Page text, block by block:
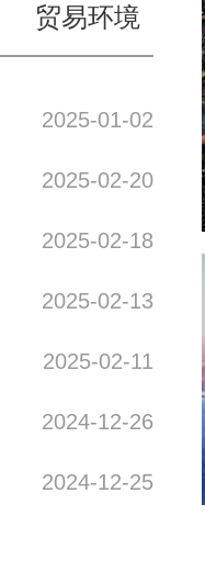
贸易环境
2025-01-02
2025-02-20
2025-02-18
2025-02-13
2025-02-11
2024-12-26
2024-12-25